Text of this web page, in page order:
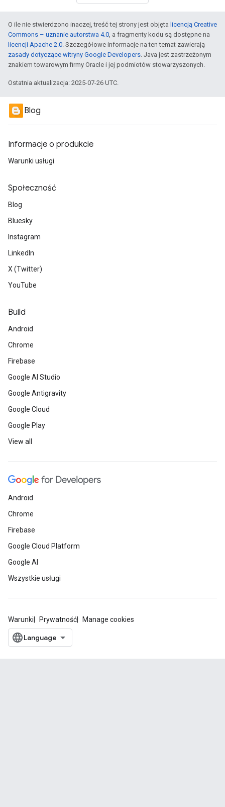
O ile nie stwierdzono inaczej, treść tej strony jest objęta licencją Creative
Commons – uznanie autorstwa 4.0 , a fragmenty kodu są dostępne na
licencji Apache 2.0 . Szczegółowe informacje na ten temat zawierają
zasady dotyczące witryny Google Developers . Java jest zastrzeżonym
znakiem towarowym firmy Oracle i jej podmiotów stowarzyszonych.
Ostatnia aktualizacja: 2025-07-26 UTC.
Blog
Informacje o produkcie
Warunki usługi
Społeczność
Blog
Bluesky
Instagram
LinkedIn
X (Twitter)
YouTube
Build
Android
Chrome
Firebase
Google AI Studio
Google Antigravity
Google Cloud
Google Play
View all
Android
Chrome
Firebase
Google Cloud Platform
Google AI
Wszystkie usługi
Warunki Prywatność Manage cookies